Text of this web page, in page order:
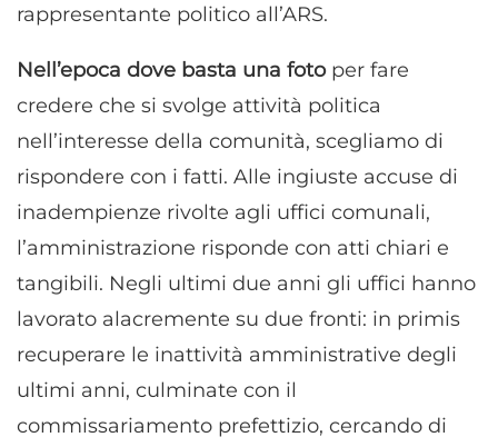
rappresentante politico all’ARS.
Nell’epoca dove basta una fotoper fare
credere che si svolge attività politica
nell’interesse della comunità, scegliamo di
rispondere con i fatti. Alle ingiuste accuse di
inadempienze rivolte agli uffici comunali,
l’amministrazione risponde con atti chiari e
tangibili. Negli ultimi due anni gli uffici hanno
lavorato alacremente su due fronti: in primis
recuperare le inattività amministrative degli
ultimi anni, culminate con il
commissariamento prefettizio, cercando di